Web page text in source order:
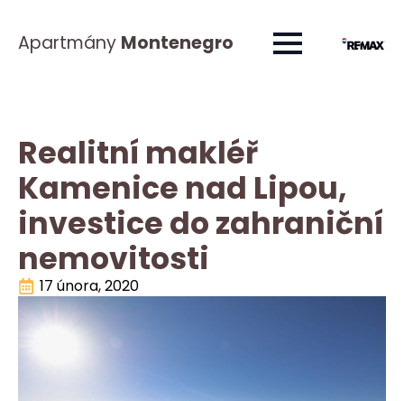
Apartmány Montenegro
Realitní makléř
Kamenice nad Lipou,
investice do zahraniční
nemovitosti
17 února, 2020